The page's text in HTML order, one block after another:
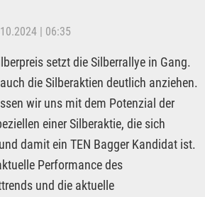
| 06:35
setzt die Silberrallye in Gang.
die Silberaktien deutlich anziehen.
wir uns mit dem Potenzial der
einer Silberaktie, die sich
damit ein TEN Bagger Kandidat ist.
Performance des
und die aktuelle